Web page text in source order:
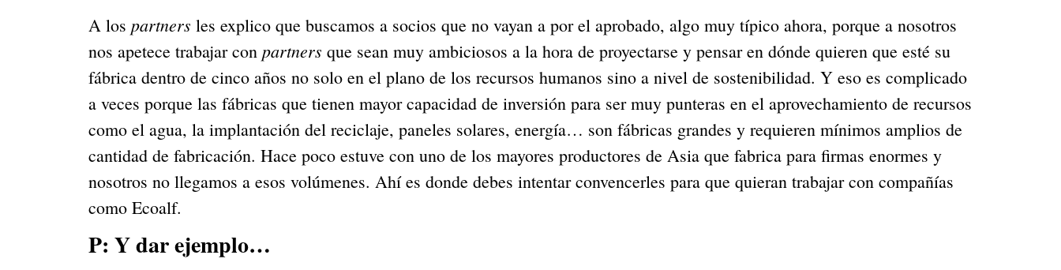
A los partners les explico que buscamos a socios que no vayan a por el aprobado, algo muy típico ahora, porque a nosotros
nos apetece trabajar con partners que sean muy ambiciosos a la hora de proyectarse y pensar en dónde quieren que esté su
fábrica dentro de cinco años no solo en el plano de los recursos humanos sino a nivel de sostenibilidad. Y eso es complicado
a veces porque las fábricas que tienen mayor capacidad de inversión para ser muy punteras en el aprovechamiento de recursos
como el agua, la implantación del reciclaje, paneles solares, energía… son fábricas grandes y requieren mínimos amplios de
cantidad de fabricación. Hace poco estuve con uno de los mayores productores de Asia que fabrica para firmas enormes y
nosotros no llegamos a esos volúmenes. Ahí es donde debes intentar convencerles para que quieran trabajar con compañías
como Ecoalf.
P: Y dar ejemplo…